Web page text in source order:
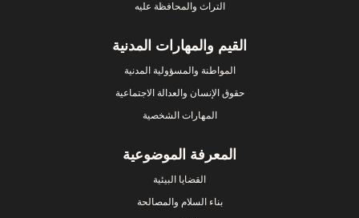
التراث والمحافظة عليه
القيم والمهارات المدنية
المواطنة والمسؤولية المدنية
حقوق الإنسان والعدالة الاجتماعية
المهارات الشخصية
المعرفة الموضوعية
القضايا البيئية
بناء السلام والمصالحة